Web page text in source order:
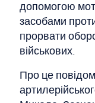
допомогою
засобами
прорвати
військових.
Про це